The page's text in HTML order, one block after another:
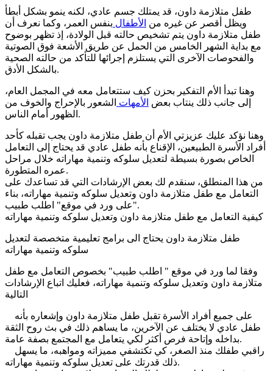
طفل متلازمة داون، قد يمتلك جسم عادي، لكنه ينمو بشكل أبطأ
ويظل أقصر عن غيره من الأطفال بنفس العمر، وكما نعرف أن
طفل متلازمة داون يتم تشخيص حالته قبل الولادة، إذ تظهر بوضوح
مع بداية الشهر الخامس من الحمل عن طريق الأشعة فوق الصوتية
والفحوصات الآخرى التي يستلزم إجرائها للتأكد من حالته الصحية
بالشكل الأدق.
وهنا تبدأ الأم التفكير بحزن كيف ستتعامل معه في المجمل العام،
إلى جانب ذلك ينتاب بعض الأمهات الشعور بالإحراج والخوف من
الظهور أمام الناس.
وهنا نؤكد عليك عزيزتي الأم أن طفل متلازمة داون يجب تقبله كأحد
أفراد الأسرة الطبيعين، الإقناع بأنه طفل عادي قد يحتاج إلى التعامل
الخاص بصورة بسيطة لتعديل سلوكه وتنمية مهاراته خلال مراحل
عمره المتطورة.
من هذا المنطلق، سنقدم لك بعض الإرشادات التي قد تساعدك على
التعامل مع طفل متلازمة داون وتعديل سلوكه وتنمية مهاراته، بناء
على ورد في موقع" اطلب طبيب".
كيفية التعامل مع طفل متلازمة داون وتعديل سلوكه وتنمية مهاراته
طفل متلازمة داون يحتاج الى برامج تعليمية متخصصة لتعديل
سلوكه وتنمية مهاراته
وفقا لما ورد في موقع " اطلب طبيب" بخصوص التعامل مع طفل
متلازمة داون وتعديل سلوكه وتنمية مهاراته، فعليك اتباع الإرشادات
التالية
طفل عادي لا يختلف عن الآخرين، ما يساهم ذلك في بث روح الثقة
بداخله وإتاحة فرص أكثر لكي يتعامل مع المجتمع بصفة عامة.
ذلك قدرتك على تعديل سلوكه وتنمية مهاراته.